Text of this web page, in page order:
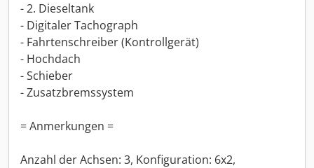
- 2. Dieseltank
- Digitaler Tachograph
- Fahrtenschreiber (Kontrollgerät)
- Hochdach
- Schieber
- Zusatzbremssystem
= Anmerkungen =
Anzahl der Achsen: 3, Konfiguration: 6x2,